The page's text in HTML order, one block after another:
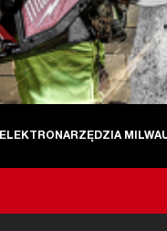
ELEKTRONARZĘDZIA